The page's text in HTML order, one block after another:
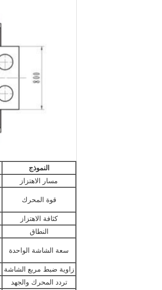
النموذج
مسار الاهتزاز
قوة المحرك
كثافة الاهتزاز
النطاق
سعة الشاشة الواحدة
زاوية ضبط مربع الشاشة
تردد المحرك والجهد